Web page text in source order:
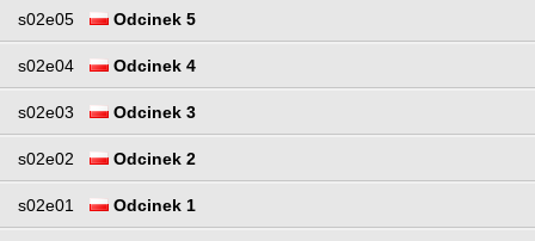
s02e05 Odcinek 5
s02e04 Odcinek 4
s02e03 Odcinek 3
s02e02 Odcinek 2
s02e01 Odcinek 1